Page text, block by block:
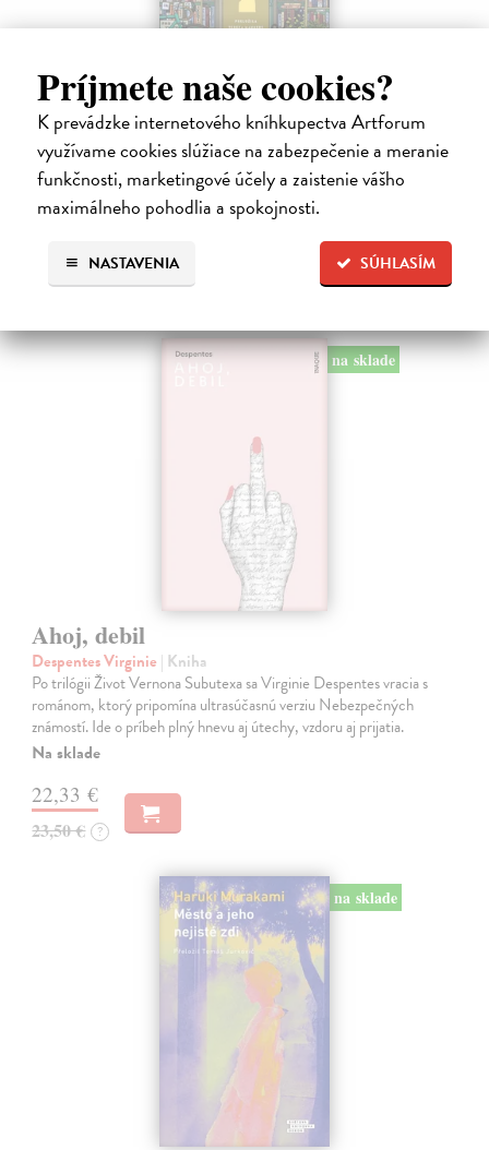
Príjmete naše cookies?
K prevádzke internetového kníhkupectva Artforum
využívame cookies slúžiace na zabezpečenie a meranie
funkčnosti, marketingové účely a zaistenie vášho
maximálneho pohodlia a spokojnosti.
SÚHLASÍM
NASTAVENIA
Dni v kníhkupectve Morisaki
Jagisawa Satoshi| Kniha
Dvadsaťpäťročná Takako si žila pomerne bezstarostne až do dňa, keď
jej priateľ Hideaki, za ktorého sa chcela vydať, len tak mimochodom
oznámi, že ju podvádza a žení sa s inou. Jej život sa zrazu rúca.
Na sklade
13,71 €
14,90 €
na sklade
Ahoj, debil
Despentes Virginie | Kniha
Po trilógii Život Vernona Subutexa sa Virginie Despentes vracia s
románom, ktorý pripomína ultrasúčasnú verziu Nebezpečných
známostí. Ide o príbeh plný hnevu aj útechy, vzdoru aj prijatia.
Na sklade
22,33 €
23,50 € ?
na sklade